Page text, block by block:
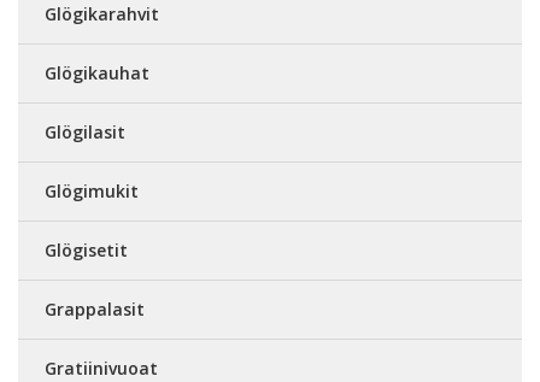
Glögikarahvit
Glögikauhat
Glögilasit
Glögimukit
Glögisetit
Grappalasit
Gratiinivuoat